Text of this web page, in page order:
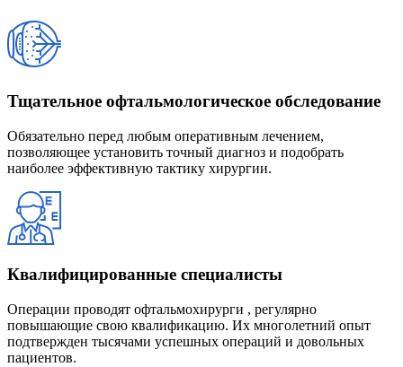
Тщательное офтальмологическое обследование
Обязательно перед любым оперативным лечением,
позволяющее установить точный диагноз и подобрать
наиболее эффективную тактику хирургии.
Квалифицированные специалисты
Операции проводят офтальмохирурги , регулярно
повышающие свою квалификацию. Их многолетний опыт
подтвержден тысячами успешных операций и довольных
пациентов.